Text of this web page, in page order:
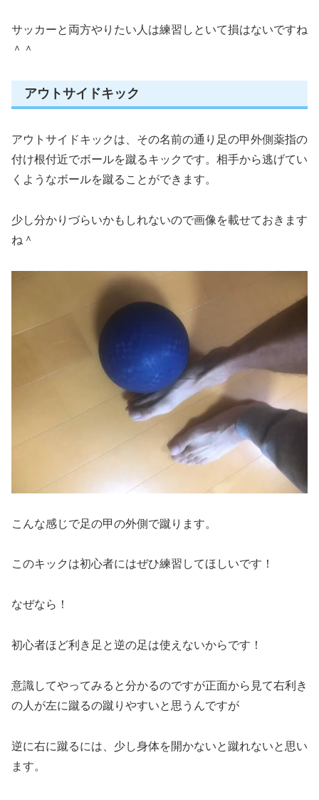
サッカーと両方やりたい人は練習しといて損はないですね
＾＾
アウトサイドキック
アウトサイドキックは、その名前の通り足の甲外側薬指の
付け根付近でボールを蹴るキックです。相手から逃げてい
くようなボールを蹴ることができます。
少し分かりづらいかもしれないので画像を載せておきます
ね＾
こんな感じで足の甲の外側で蹴ります。
このキックは初心者にはぜひ練習してほしいです！
なぜなら！
初心者ほど利き足と逆の足は使えないからです！
意識してやってみると分かるのですが正面から見て右利き
の人が左に蹴るの蹴りやすいと思うんですが
逆に右に蹴るには、少し身体を開かないと蹴れないと思い
ます。